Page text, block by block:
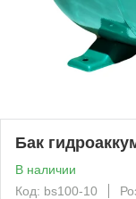
Бак
В наличии
Код: bs100-10